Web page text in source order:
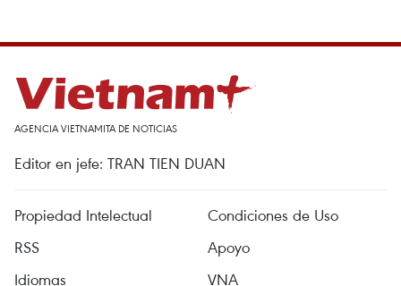
AGENCIA VIETNAMITA DE NOTICIAS
Editor en jefe: TRAN TIEN DUAN
Propiedad Intelectual
Condiciones de Uso
RSS
Apoyo
Idiomas
VNA